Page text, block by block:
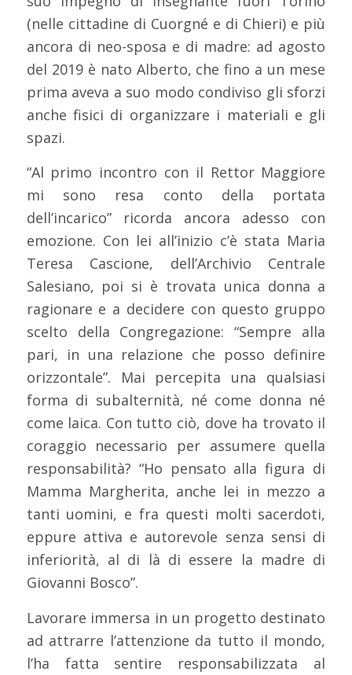
(nelle cittadine di Cuorgné e di Chieri) e più
ancora di neo-sposa e di madre: ad agosto
del 2019 è nato Alberto, che fino a un mese
prima aveva a suo modo condiviso gli sforzi
anche fisici di organizzare i materiali e gli
spazi.
“Al primo incontro con il Rettor Maggiore
mi sono resa conto della portata
dell’incarico” ricorda ancora adesso con
emozione. Con lei all’inizio c’è stata Maria
Teresa Cascione, dell’Archivio Centrale
Salesiano, poi si è trovata unica donna a
ragionare e a decidere con questo gruppo
scelto della Congregazione: “Sempre alla
pari, in una relazione che posso definire
orizzontale”. Mai percepita una qualsiasi
forma di subalternità, né come donna né
come laica. Con tutto ciò, dove ha trovato il
coraggio necessario per assumere quella
responsabilità? “Ho pensato alla figura di
Mamma Margherita, anche lei in mezzo a
tanti uomini, e fra questi molti sacerdoti,
eppure attiva e autorevole senza sensi di
inferiorità, al di là di essere la madre di
Giovanni Bosco”.
Lavorare immersa in un progetto destinato
ad attrarre l’attenzione da tutto il mondo,
l’ha fatta sentire responsabilizzata al